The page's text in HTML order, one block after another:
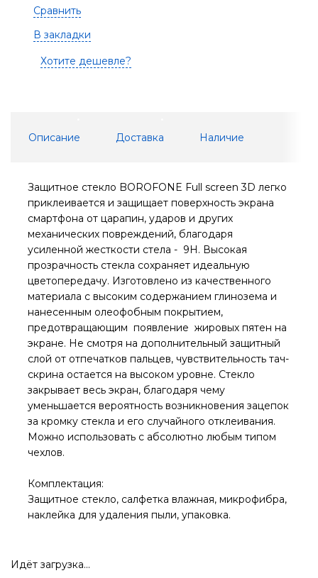
Сравнить
В закладки
Хотите дешевле?
Описание Доставка Наличие
Защитное стекло BOROFONE Full screen 3D легко
приклеивается и защищает поверхность экрана
смартфона от царапин, ударов и других
механических повреждений, благодаря
усиленной жесткости стела - 9H. Высокая
прозрачность стекла сохраняет идеальную
цветопередачу. Изготовлено из качественного
материала с высоким содержанием глинозема и
нанесенным олеофобным покрытием,
предотвращающим появление жировых пятен на
экране. Не смотря на дополнительный защитный
слой от отпечатков пальцев, чувствительность тач-
скрина остается на высоком уровне. Стекло
закрывает весь экран, благодаря чему
уменьшается вероятность возникновения зацепок
за кромку стекла и его случайного отклеивания.
Можно использовать с абсолютно любым типом
чехлов.
Комплектация:
Защитное стекло, салфетка влажная, микрофибра,
наклейка для удаления пыли, упаковка.
Идёт загрузка...